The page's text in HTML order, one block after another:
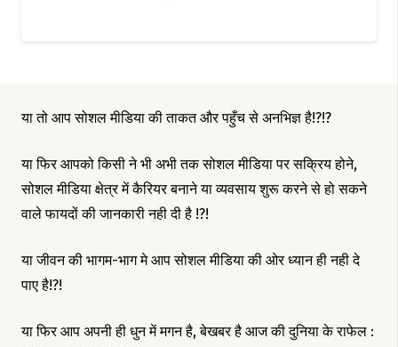
या तो आप सोशल मीडिया की ताकत और पहुँच से अनभिज्ञ है!?!?
या फिर आपको किसी ने भी अभी तक सोशल मीडिया पर सक्रिय होने,
सोशल मीडिया क्षेत्र में कैरियर बनाने या व्यवसाय शुरू करने से हो सकने
वाले फायदों की जानकारी नही दी है !?!
या जीवन की भागम-भाग मे आप सोशल मीडिया की ओर ध्यान ही नही दे
पाए है!?!
या फिर आप अपनी ही धुन में मगन है, बेखबर है आज की दुनिया के राफेल :